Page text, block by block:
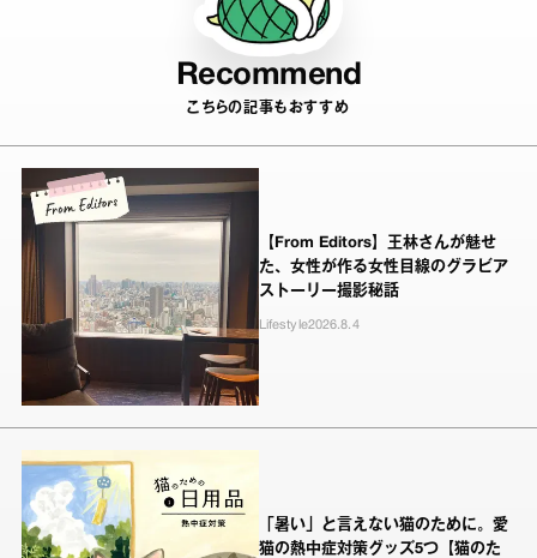
Recommend
こちらの記事もおすすめ
【From Editors】王林さんが魅せ
た、女性が作る女性目線のグラビア
ストーリー撮影秘話
Lifestyle2026.8.4
「暑い」と言えない猫のために。愛
猫の熱中症対策グッズ5つ【猫のた